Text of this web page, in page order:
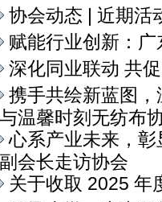
协会动态 | 近期
赋能行业创新：
深化同业联动 共
携手共绘新蓝图
与温馨时刻无纺布
心系产业未来，
副会长走访协会
关于收取 2025 年